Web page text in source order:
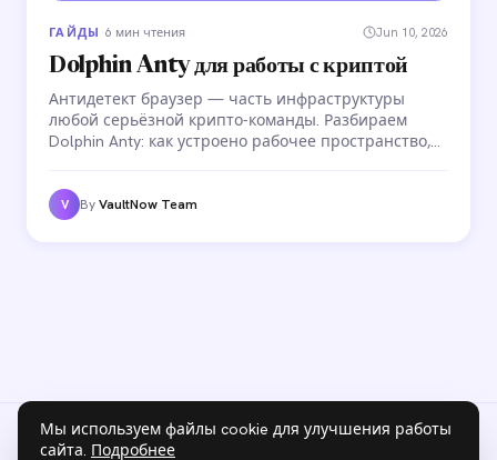
ГАЙДЫ ·6 мин чтения Jun 10, 2026
Dolphin Anty для работы с криптой
Антидетект браузер — часть инфраструктуры
любой серьёзной крипто-команды. Разбираем
Dolphin Anty: как устроено рабочее пространство,
операции с аккаунтами.
V ByVaultNow Team
Мы используем файлы cookie для улучшения работы
сайта. Подробнее